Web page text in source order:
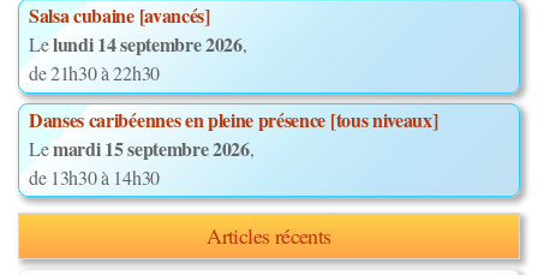
Salsa cubaine [avancés]
Lelundi 14 septembre 2026,
de 21h30 à 22h30
Danses caribéennes en pleine présence [tous niveaux]
Lemardi 15 septembre 2026,
de 13h30 à 14h30
Articles récents